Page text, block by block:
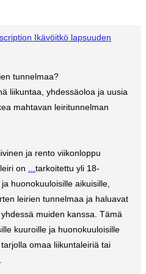
Ikävöitkö lapsuuden
tunnelmaa?
liikuntaa, yhdessäoloa ja uusia
mahtavan leiritunnelman
ja rento viikonloppu
on
tarkoitettu yli 18-
huonokuuloisille aikuisille,
leirien tunnelmaa ja haluavat
muiden kanssa. Tämä
kuuroille ja huonokuuloisille
omaa liikuntaleiriä tai